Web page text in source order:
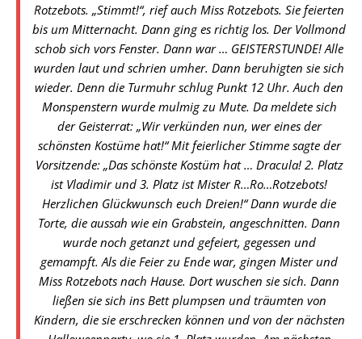
Rotzebots. „Stimmt!“, rief auch Miss Rotzebots. Sie feierten
bis um Mitternacht. Dann ging es richtig los. Der Vollmond
schob sich vors Fenster. Dann war … GEISTERSTUNDE! Alle
wurden laut und schrien umher. Dann beruhigten sie sich
wieder. Denn die Turmuhr schlug Punkt 12 Uhr. Auch den
Monspenstern wurde mulmig zu Mute. Da meldete sich
der Geisterrat: „Wir verkünden nun, wer eines der
schönsten Kostüme hat!“ Mit feierlicher Stimme sagte der
Vorsitzende: „Das schönste Kostüm hat … Dracula! 2. Platz
ist Vladimir und 3. Platz ist Mister R…Ro…Rotzebots!
Herzlichen Glückwunsch euch Dreien!“ Dann wurde die
Torte, die aussah wie ein Grabstein, angeschnitten. Dann
wurde noch getanzt und gefeiert, gegessen und
gemampft. Als die Feier zu Ende war, gingen Mister und
Miss Rotzebots nach Hause. Dort wuschen sie sich. Dann
ließen sie sich ins Bett plumpsen und träumten von
Kindern, die sie erschrecken können und von der nächsten